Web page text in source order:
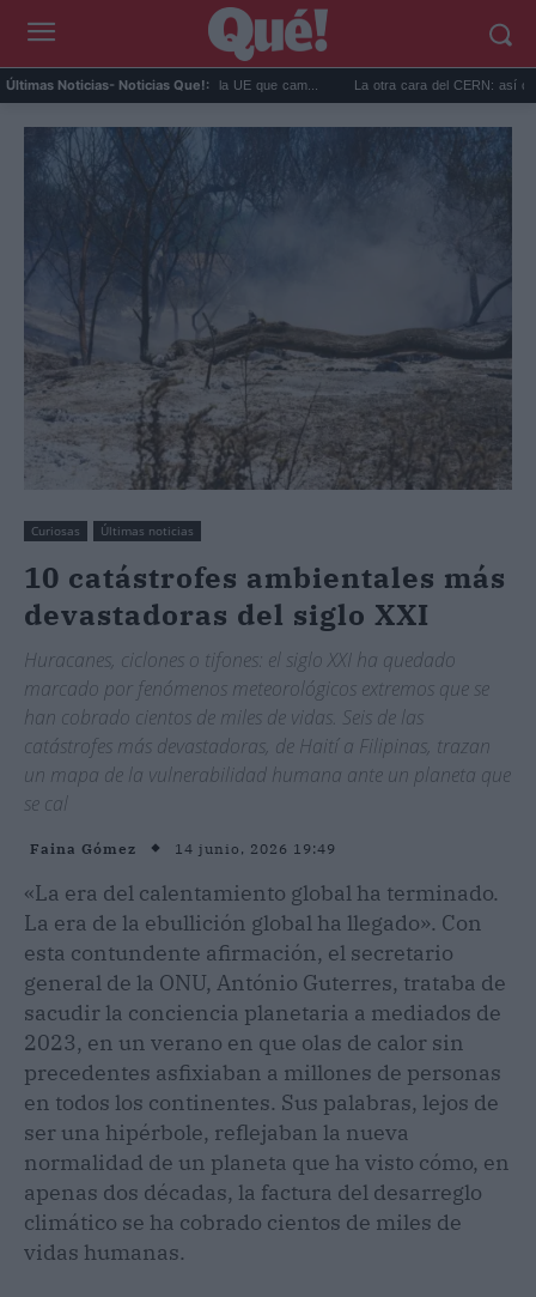
Últimas Noticias- Noticias Que!:
la normativa de la UE que cam... La otra cara del CERN: así consume el LHC
Curiosas Últimas noticias
10 catástrofes ambientales más
devastadoras del siglo XXI
Huracanes, ciclones o tifones: el siglo XXI ha quedado
marcado por fenómenos meteorológicos extremos que se
han cobrado cientos de miles de vidas. Seis de las
catástrofes más devastadoras, de Haití a Filipinas, trazan
un mapa de la vulnerabilidad humana ante un planeta que
se cal
Faina Gómez 14 junio, 2026 19:49
«La era del calentamiento global ha terminado.
La era de la ebullición global ha llegado». Con
esta contundente afirmación, el secretario
general de la ONU, António Guterres, trataba de
sacudir la conciencia planetaria a mediados de
2023, en un verano en que olas de calor sin
precedentes asfixiaban a millones de personas
en todos los continentes. Sus palabras, lejos de
ser una hipérbole, reflejaban la nueva
normalidad de un planeta que ha visto cómo, en
apenas dos décadas, la factura del desarreglo
climático se ha cobrado cientos de miles de
vidas humanas.